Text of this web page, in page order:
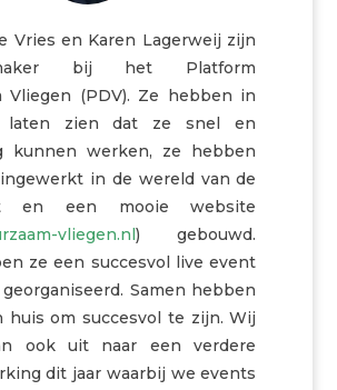
Vries en Karen Lagerweij zijn
bij het Platform
Vliegen (PDV). Ze hebben in
laten zien dat ze snel en
kunnen werken, ze hebben
in de wereld van de
en een mooie website
vliegen.nl ) gebouwd.
ze een succesvol live event
Samen hebben
huis om succesvol te zijn. Wij
ook uit naar een verdere
dit jaar waarbij we events